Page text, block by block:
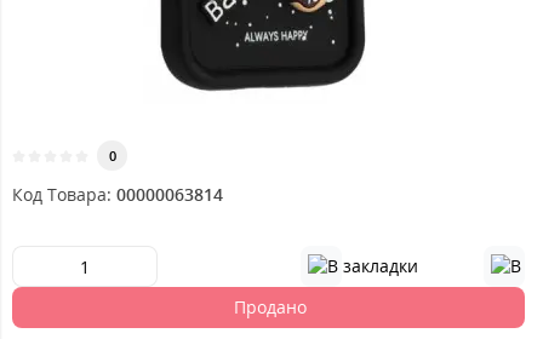
0
Код Товара: 00000063814
Продано